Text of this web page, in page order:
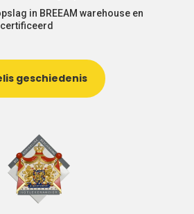
in BREEAM warehouse en
geschiedenis